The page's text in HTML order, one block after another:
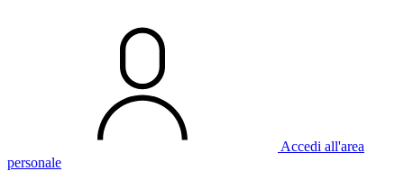
Accedi all'area
personale